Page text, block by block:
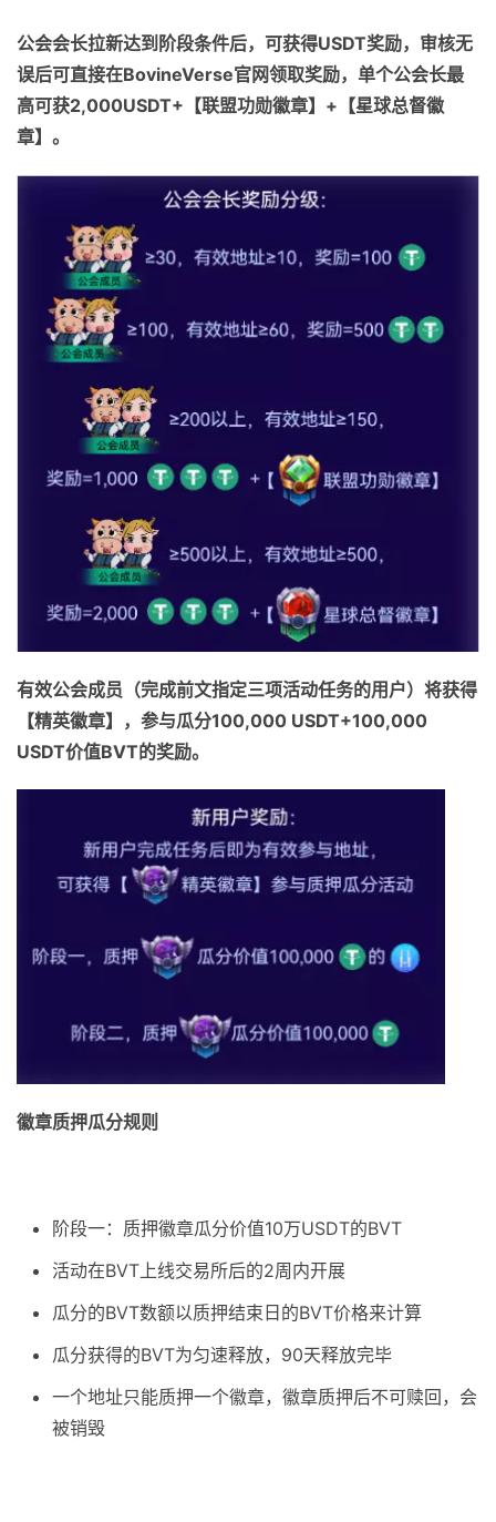
公会会长拉新达到阶段条件后，可获得USDT奖励，审核无
误后可直接在BovineVerse官网领取奖励，单个公会长最
高可获2,000USDT+【联盟功勋徽章】+【星球总督徽
章】。
有效公会成员（完成前文指定三项活动任务的用户）将获得
【精英徽章】，参与瓜分100,000 USDT+100,000
USDT价值BVT的奖励。
徽章质押瓜分规则
阶段一：质押徽章瓜分价值10万USDT的BVT
活动在BVT上线交易所后的2周内开展
瓜分的BVT数额以质押结束日的BVT价格来计算
瓜分获得的BVT为匀速释放，90天释放完毕
一个地址只能质押一个徽章，徽章质押后不可赎回，会
被销毁